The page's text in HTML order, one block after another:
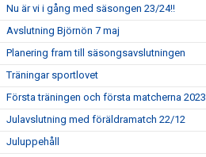
Nu är vi i gång med säsongen 23/24!!
Avslutning Björnön 7 maj
Planering fram till säsongsavslutningen
Träningar sportlovet
Första träningen och första matcherna 2023
Julavslutning med föräldramatch 22/12
Juluppehåll